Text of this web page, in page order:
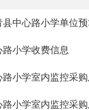
县中心路小学单位
小学收费信息
路小学室内监控采
路小学室内监控采